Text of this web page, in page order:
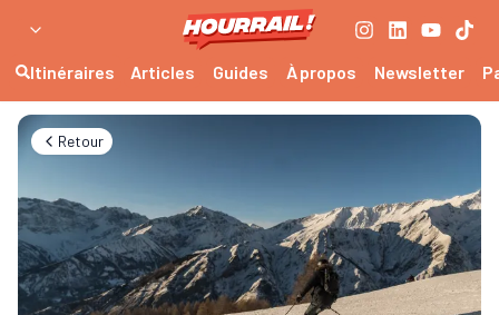
Itinéraires Articles Guides À propos Newsletter
Retour